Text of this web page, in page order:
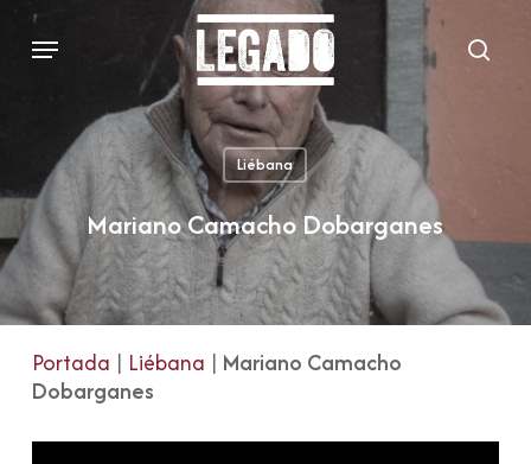
Skip
Menu
Liébana
Mariano Camacho Dobarganes
Portada | Liébana | Mariano Camacho
Dobarganes